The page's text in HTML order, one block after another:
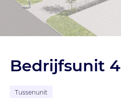
Bedrijfsunit 4
Tussenunit